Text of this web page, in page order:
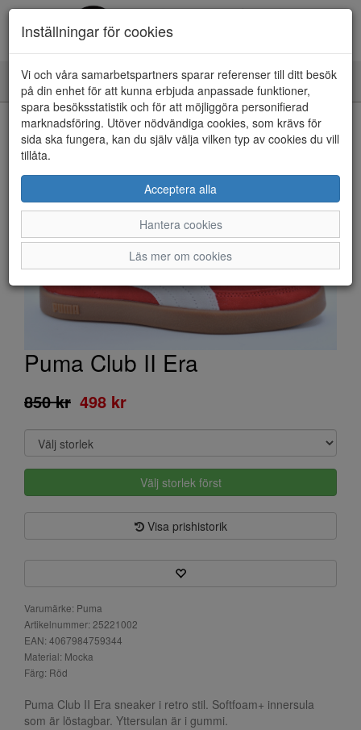
Toggle
navigation
HEM
Puma Club II Era
850 kr 498 kr
Välj storlek först
Visa prishistorik
Varumärke: Puma
Artikelnummer: 25221002
EAN: 4067984759344
Material: Mocka
Färg: Röd
Puma Club II Era sneaker i retro stil. Softfoam+ innersula
som är löstagbar. Yttersulan är i gummi.
Inställningar för cookies
Vi och våra samarbetspartners sparar referenser till ditt besök
på din enhet för att kunna erbjuda anpassade funktioner,
spara besöksstatistik och för att möjliggöra personifierad
marknadsföring. Utöver nödvändiga cookies, som krävs för
sida ska fungera, kan du själv välja vilken typ av cookies du vill
tillåta.
Acceptera alla
Hantera cookies
Läs mer om cookies